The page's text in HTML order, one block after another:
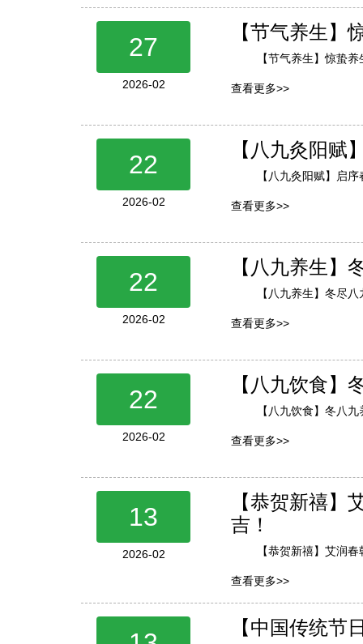
27
2026-02
【节气养生】
【节气养生】惊蛰
查看更多>>
22
2026-02
【八九灸阳赋
【八九灸阳赋】启
查看更多>>
22
2026-02
【八九养生】
【八九养生】冬尽
查看更多>>
22
2026-02
【八九饮食】
【八九饮食】冬八
查看更多>>
13
2026-02
【恭贺新禧
吉！
【恭贺新禧】艾润
查看更多>>
【中国传统节